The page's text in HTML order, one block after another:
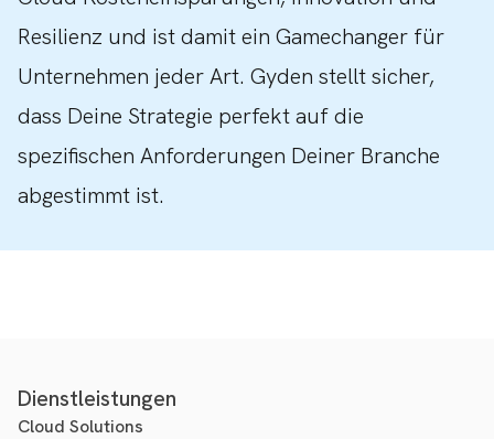
Resilienz und ist damit ein Gamechanger für
Unternehmen jeder Art. Gyden stellt sicher,
dass Deine Strategie perfekt auf die
spezifischen Anforderungen Deiner Branche
abgestimmt ist.
Dienstleistungen
Cloud Solutions